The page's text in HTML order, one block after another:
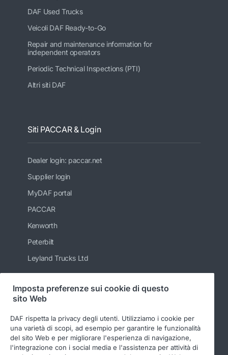
DAF Used Trucks
Veicoli DAF Ready-to-Go
Repair and maintenance information for
independent operators
Periodic Technical Inspections (PTI)
Altri siti DAF
Siti PACCAR & Login
Dealer login: paccar.net
Supplier login
MyDAF portal
PACCAR
Kenworth
Peterbilt
Leyland Trucks Ltd
Seguici
Imposta preferenze sui cookie di questo
sito Web
DAF rispetta la privacy degli utenti. Utilizziamo i cookie per
una varietà di scopi, ad esempio per garantire le funzionalità
del sito Web e per migliorare l'esperienza di navigazione,
l'integrazione con i social media e l'assistenza per attività di